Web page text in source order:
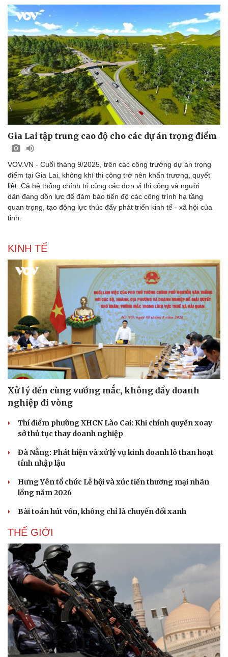
Thể thao
Bóng đá
Lịch thi đấu bóng đá
Thế giới thể thao
Hậu trường
Ô tô - Xe máy
Ô tô
Xe máy
Gia Lai tập trung cao độ cho các dự án trọng điểm
VOV.VN - Cuối tháng 9/2025, trên các công trường dự án trọng
điểm tại Gia Lai, không khí thi công trở nên khẩn trương, quyết
liệt. Cả hệ thống chính trị cùng các đơn vị thi công và người
dân đang dồn lực để đảm bảo tiến độ các công trình hạ tầng
quan trọng, tạo động lực thúc đẩy phát triển kinh tế - xã hội của
tỉnh.
KINH TẾ
Xử lý đến cùng vướng mắc, không đẩy doanh
nghiệp đi vòng
Thí điểm phường XHCN Lào Cai: Khi chính quyền xoay
sở thủ tục thay doanh nghiệp
Đà Nẵng: Phát hiện và xử lý vụ kinh doanh lô than hoạt
tính nhập lậu
Hưng Yên tổ chức Lễ hội và xúc tiến thương mại nhãn
lồng năm 2026
Bài toán hút vốn, không chỉ là chuyển đổi xanh
THẾ GIỚI